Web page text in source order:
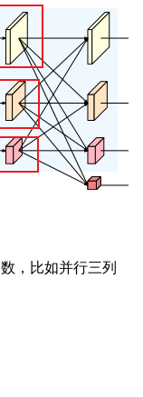
，比如并行三列